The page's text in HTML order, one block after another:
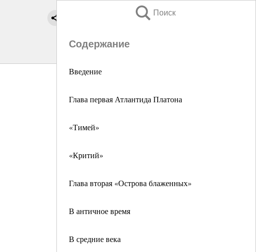
Поиск
Содержание
Введение
Глава первая Атлантида Платона
«Тимей»
«Критий»
Глава вторая «Острова блаженных»
В античное время
В средние века